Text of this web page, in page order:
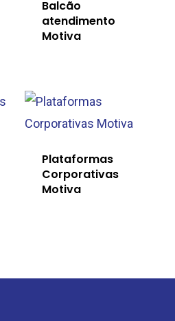
Balcão
atendimento
Motiva
Plataformas
Corporativas
Motiva